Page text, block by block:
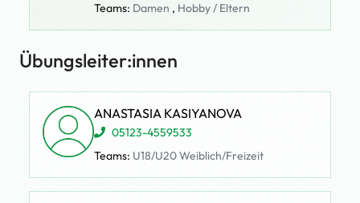
Teams: Damen , Hobby / Eltern
Übungsleiter:innen
ANASTASIA KASIYANOVA
05123-4559533
Teams: U18/U20 Weiblich/Freizeit